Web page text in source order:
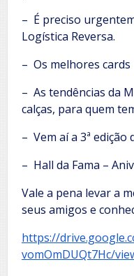
– É preciso
Logística Reversa.
– Os melhores
– As tendências da
calças, para quem
– Vem aí a 3ª edição
– Hall da Fama –
Vale a pena levar a
seus amigos e
https://
vomOmDUQt7Hc/